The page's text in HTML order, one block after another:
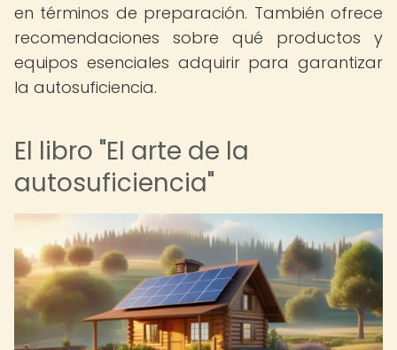
en términos de preparación. También ofrece
recomendaciones sobre qué productos y
equipos esenciales adquirir para garantizar
la autosuficiencia.
El libro "El arte de la
autosuficiencia"